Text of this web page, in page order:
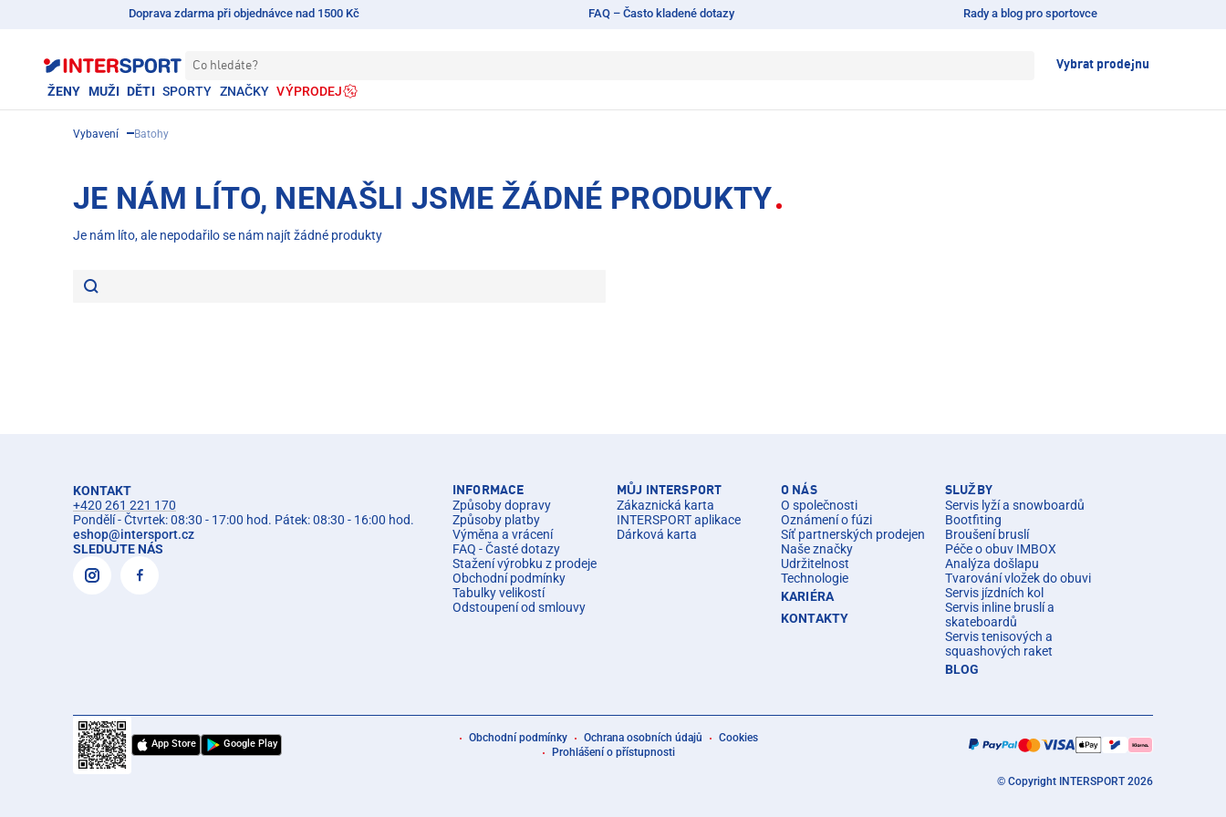
Doprava zdarma při objednávce nad 1500 Kč FAQ – Často kladené dotazy Rady a blog pro sportovce
Co hledáte? Vybrat prodejnu
ŽENY MUŽI DĚTI SPORTY ZNAČKY VÝPRODEJ
Vybavení Batohy
JE NÁM LÍTO, NENAŠLI JSME ŽÁDNÉ PRODUKTY
Je nám líto, ale nepodařilo se nám najít žádné produkty
KONTAKT
+420 261 221 170
Pondělí - Čtvrtek: 08:30 - 17:00 hod. Pátek: 08:30 - 16:00 hod.
eshop@intersport.cz
SLEDUJTE NÁS
INFORMACE
Způsoby dopravy
Způsoby platby
Výměna a vrácení
FAQ - Časté dotazy
Stažení výrobku z prodeje
Obchodní podmínky
Tabulky velikostí
Odstoupení od smlouvy
MŮJ INTERSPORT
Zákaznická karta
INTERSPORT aplikace
Dárková karta
O NÁS
O společnosti
Oznámení o fúzi
Síť partnerských prodejen
Naše značky
Udržitelnost
Technologie
KARIÉRA
KONTAKTY
SLUŽBY
Servis lyží a snowboardů
Bootfiting
Broušení bruslí
Péče o obuv IMBOX
Analýza došlapu
Tvarování vložek do obuvi
Servis jízdních kol
Servis inline bruslí a
skateboardů
Servis tenisových a
squashových raket
BLOG
App Store Google Play Obchodní podmínky Ochrana osobních údajů
Cookies
Prohlášení o přístupnosti
© Copyright INTERSPORT 2026